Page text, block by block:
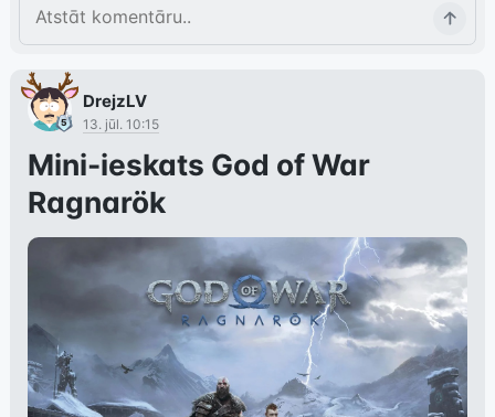
DrejzLV
13. jūl. 10:15
Mini-ieskats God of War
Ragnarök